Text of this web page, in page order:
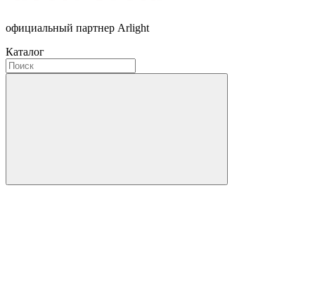
официальный партнер Arlight
Каталог